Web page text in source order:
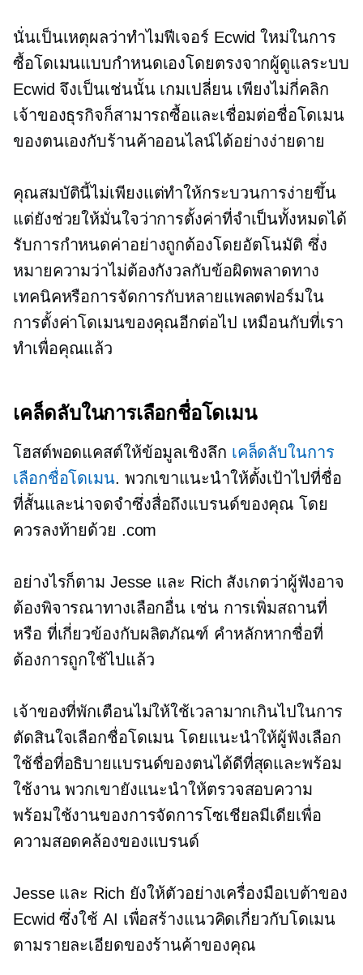
นั่นเป็นเหตุผลว่าทำไมฟีเจอร์ Ecwid ใหม่ในการ
ซื้อโดเมนแบบกำหนดเองโดยตรงจากผู้ดูแลระบบ
Ecwid จึงเป็นเช่นนั้น เกมเปลี่ยนเพียงไม่กี่คลิก
เจ้าของธุรกิจก็สามารถซื้อและเชื่อมต่อชื่อโดเมน
ของตนเองกับร้านค้าออนไลน์ได้อย่างง่ายดาย
คุณสมบัตินี้ไม่เพียงแต่ทำให้กระบวนการง่ายขึ้น
แต่ยังช่วยให้มั่นใจว่าการตั้งค่าที่จำเป็นทั้งหมดได้
รับการกำหนดค่าอย่างถูกต้องโดยอัตโนมัติ ซึ่ง
หมายความว่าไม่ต้องกังวลกับข้อผิดพลาดทาง
เทคนิคหรือการจัดการกับหลายแพลตฟอร์มใน
การตั้งค่าโดเมนของคุณอีกต่อไป เหมือนกับที่เรา
ทำเพื่อคุณแล้ว
เคล็ดลับในการเลือกชื่อโดเมน
โฮสต์พอดแคสต์ให้ข้อมูลเชิงลึก เคล็ดลับในการ
เลือกชื่อโดเมน. พวกเขาแนะนำให้ตั้งเป้าไปที่ชื่อ
ที่สั้นและน่าจดจำซึ่งสื่อถึงแบรนด์ของคุณ โดย
ควรลงท้ายด้วย .com
อย่างไรก็ตาม Jesse และ Rich สังเกตว่าผู้ฟังอาจ
ต้องพิจารณาทางเลือกอื่น เช่น การเพิ่มสถานที่
หรือ ที่เกี่ยวข้องกับผลิตภัณฑ์ คำหลักหากชื่อที่
ต้องการถูกใช้ไปแล้ว
เจ้าของที่พักเตือนไม่ให้ใช้เวลามากเกินไปในการ
ตัดสินใจเลือกชื่อโดเมน โดยแนะนำให้ผู้ฟังเลือก
ใช้ชื่อที่อธิบายแบรนด์ของตนได้ดีที่สุดและพร้อม
ใช้งาน พวกเขายังแนะนำให้ตรวจสอบความ
พร้อมใช้งานของการจัดการโซเชียลมีเดียเพื่อ
ความสอดคล้องของแบรนด์
Jesse และ Rich ยังให้ตัวอย่างเครื่องมือเบต้าของ
Ecwid ซึ่งใช้ AI เพื่อสร้างแนวคิดเกี่ยวกับโดเมน
ตามรายละเอียดของร้านค้าของคุณ